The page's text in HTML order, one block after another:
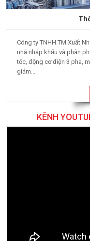
Công ty TNHH TM Xuất
nhà nhập khẩu và phân
tốc, động cơ điện 3 pha,
giảm...
KÊNH